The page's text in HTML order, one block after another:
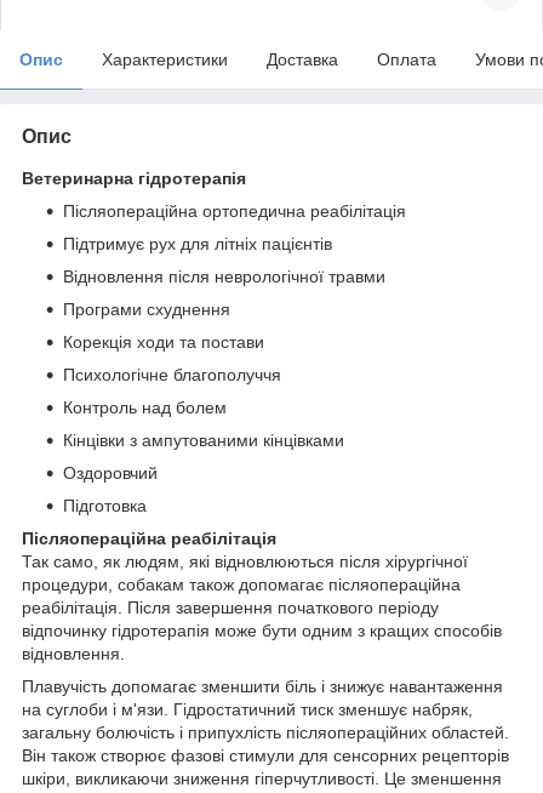
Опис Характеристики Доставка Оплата Умови
Опис
Ветеринарна гідротерапія
Післяопераційна ортопедична реабілітація
Підтримує рух для літніх пацієнтів
Відновлення після неврологічної травми
Програми схуднення
Корекція ходи та постави
Психологічне благополуччя
Контроль над болем
Кінцівки з ампутованими кінцівками
Оздоровчий
Підготовка
Післяопераційна реабілітація
Так само, як людям, які відновлюються після хірургічної
процедури, собакам також допомагає післяопераційна
реабілітація. Після завершення початкового періоду
відпочинку гідротерапія може бути одним з кращих способів
відновлення.
Плавучість допомагає зменшити біль і знижує навантаження
на суглоби і м'язи. Гідростатичний тиск зменшує набряк,
загальну болючість і припухлість післяопераційних областей.
Він також створює фазові стимули для сенсорних рецепторів
шкіри, викликаючи зниження гіперчутливості. Це зменшення